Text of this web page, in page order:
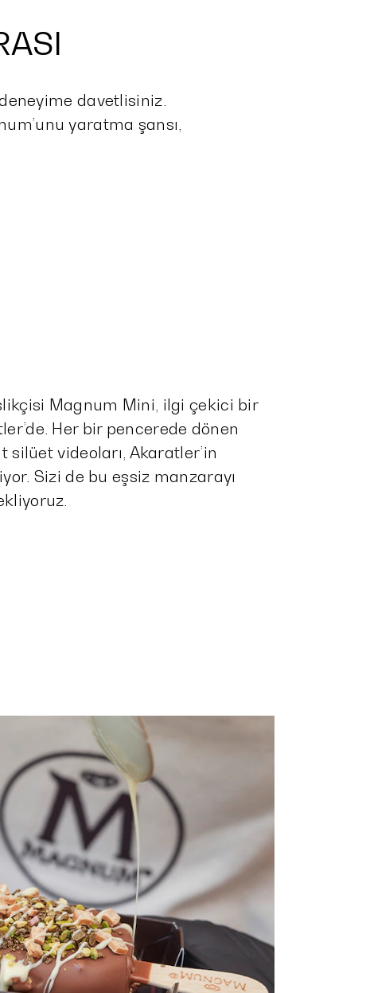
davetlisiniz.
yaratma şansı,
Magnum Mini, ilgi çekici bir
Her bir pencerede dönen
silüet videoları, Akaratler’in
Sizi de bu eşsiz manzarayı